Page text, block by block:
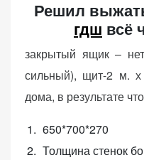
Решил
гдш всё
закрытый ящик –
сильный), щит-2 м.
дома, в результате
650*700*270
Толщина стенок
персонализированного
предложений.